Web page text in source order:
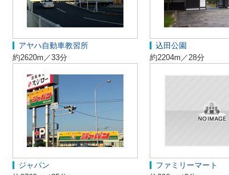
アヤハ自動車教習所
約2620m／33分
込田公園
約2204m／28分
ジャパン
ファミリーマート